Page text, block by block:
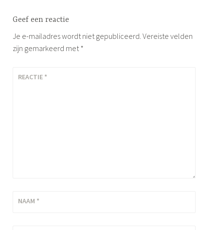
s
e
k
Geef een reactie
Je e-mailadres wordt niet gepubliceerd. Vereiste velden
zijn gemarkeerd met*
REACTIE *
NAAM *